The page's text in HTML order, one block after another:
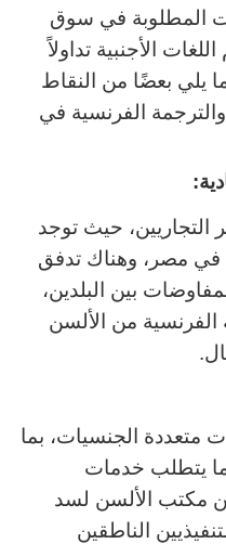
المطلوبة في سوق
الأجنبية تداولاً
يلي بعضًا من النقاط
والترجمة الفرنسية في
حيث توجد
في مصر، وهناك تدفق
بين البلدين،
الفرنسية من الألسن
متعددة الجنسيات، بما
يتطلب خدمات
من مكتب الألسن لسد
الناطقين